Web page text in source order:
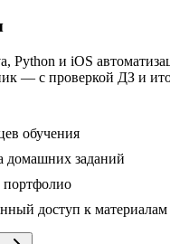
Python и iOS
— с проверкой ДЗ и
обучения
домашних заданий
портфолио
доступ к материалам